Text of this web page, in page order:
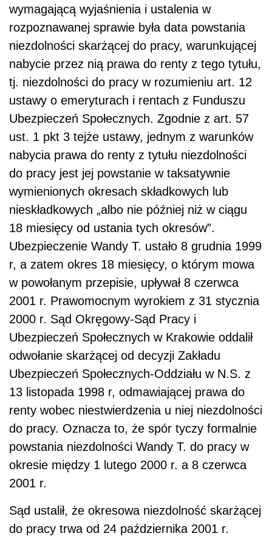
wymagającą wyjaśnienia i ustalenia w
rozpoznawanej sprawie była data powstania
niezdolności skarżącej do pracy, warunkującej
nabycie przez nią prawa do renty z tego tytułu,
tj. niezdolności do pracy w rozumieniu art. 12
ustawy o emeryturach i rentach z Funduszu
Ubezpieczeń Społecznych. Zgodnie z art. 57
ust. 1 pkt 3 tejże ustawy, jednym z warunków
nabycia prawa do renty z tytułu niezdolności
do pracy jest jej powstanie w taksatywnie
wymienionych okresach składkowych lub
nieskładkowych „albo nie później niż w ciągu
18 miesięcy od ustania tych okresów”.
Ubezpieczenie Wandy T. ustało 8 grudnia 1999
r, a zatem okres 18 miesięcy, o którym mowa
w powołanym przepisie, upływał 8 czerwca
2001 r. Prawomocnym wyrokiem z 31 stycznia
2000 r. Sąd Okręgowy-Sąd Pracy i
Ubezpieczeń Społecznych w Krakowie oddalił
odwołanie skarżącej od decyzji Zakładu
Ubezpieczeń Społecznych-Oddziału w N.S. z
13 listopada 1998 r, odmawiającej prawa do
renty wobec niestwierdzenia u niej niezdolności
do pracy. Oznacza to, że spór tyczy formalnie
powstania niezdolności Wandy T. do pracy w
okresie między 1 lutego 2000 r. a 8 czerwca
2001 r.
Sąd ustalił, że okresowa niezdolność skarżącej
do pracy trwa od 24 października 2001 r.